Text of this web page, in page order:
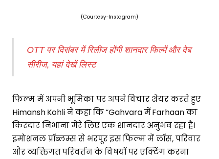
(Courtesy-Instagram)
OTT पर दिसंबर में रिलीज होंगी शानदार फिल्में और वेब
सीरीज, यहां देखें लिस्ट
फिल्म में अपनी भूमिका पर अपने विचार शेयर करते हुए
Himansh Kohli ने कहा कि “Gahvara में Farhaan का
किरदार निभाना मेरे लिए एक शानदार अनुभव रहा है।
इमोशनल प्रॉब्लम्स से भरपूर इस फिल्म में लॉस, परिवार
और व्यक्तिगत परिवर्तन के विषयों पर एक्टिंग करना